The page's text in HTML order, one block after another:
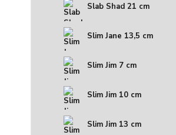
Slab Shad 21 cm
Slim Jane 13,5 cm
Slim Jim 7 cm
Slim Jim 10 cm
Slim Jim 13 cm